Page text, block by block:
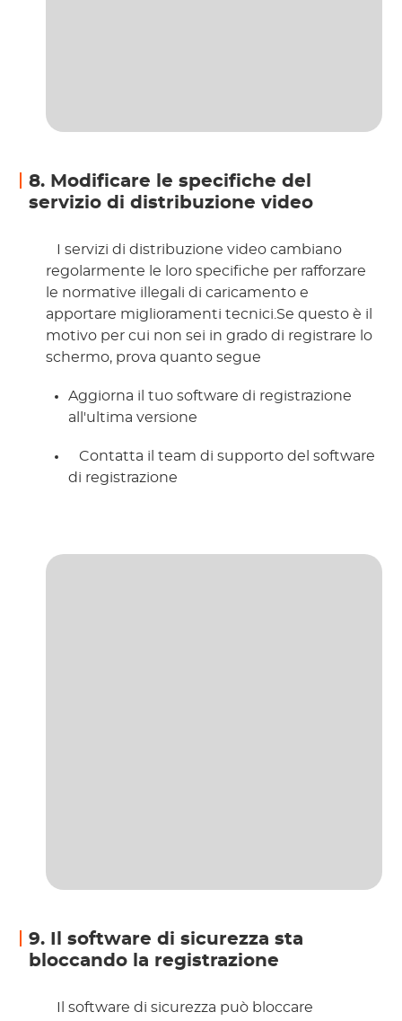
8. Modificare le specifiche del
servizio di distribuzione video
I servizi di distribuzione video cambiano
regolarmente le loro specifiche per rafforzare
le normative illegali di caricamento e
apportare miglioramenti tecnici.Se questo è il
motivo per cui non sei in grado di registrare lo
schermo, prova quanto segue
Aggiorna il tuo software di registrazione
all'ultima versione
Contatta il team di supporto del software
di registrazione
9. Il software di sicurezza sta
bloccando la registrazione
Il software di sicurezza può bloccare